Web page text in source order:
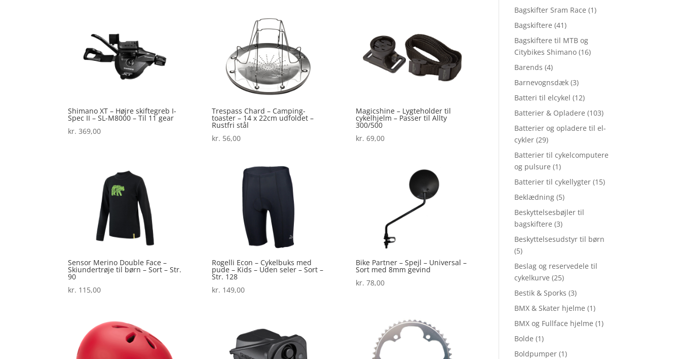
Shimano XT – Højre skiftegreb I-
Spec II – SL-M8000 – Til 11 gear
kr. 369,00
Trespass Chard – Camping-
toaster – 14 x 22cm udfoldet –
Rustfri stål
kr. 56,00
Magicshine – Lygteholder til
cykelhjelm – Passer til Allty
300/500
kr. 69,00
Sensor Merino Double Face –
Skiundertrøje til børn – Sort – Str.
90
kr. 115,00
Rogelli Econ – Cykelbuks med
pude – Kids – Uden seler – Sort –
Str. 128
kr. 149,00
Bike Partner – Spejl – Universal –
Sort med 8mm gevind
kr. 78,00
Bagskifter Sram Race (1)
Bagskiftere (41)
Bagskiftere til MTB og
Citybikes Shimano (16)
Barends (4)
Barnevognsdæk (3)
Batteri til elcykel (12)
Batterier & Opladere (103)
Batterier og opladere til el-
cykler (29)
Batterier til cykelcomputere
og pulsure (1)
Batterier til cykellygter (15)
Beklædning (5)
Beskyttelsesbøjler til
bagskiftere (3)
Beskyttelsesudstyr til børn
(5)
Beslag og reservedele til
cykelkurve (25)
Bestik & Sporks (3)
BMX & Skater hjelme (1)
BMX og Fullface hjelme (1)
Bolde (1)
Boldpumper (1)